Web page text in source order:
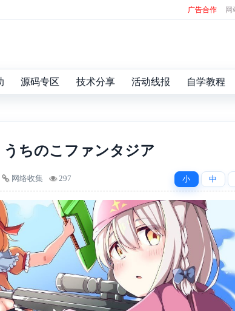
广告合作 网
源码专区 技术分享 活动线报 自学教程
うちのこファンタジア
小 中
网络收集 297